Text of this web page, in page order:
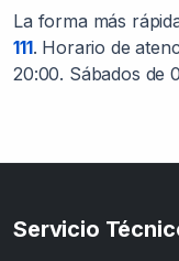
La forma más
111. Horario de
20:00. Sábados de
Servicio